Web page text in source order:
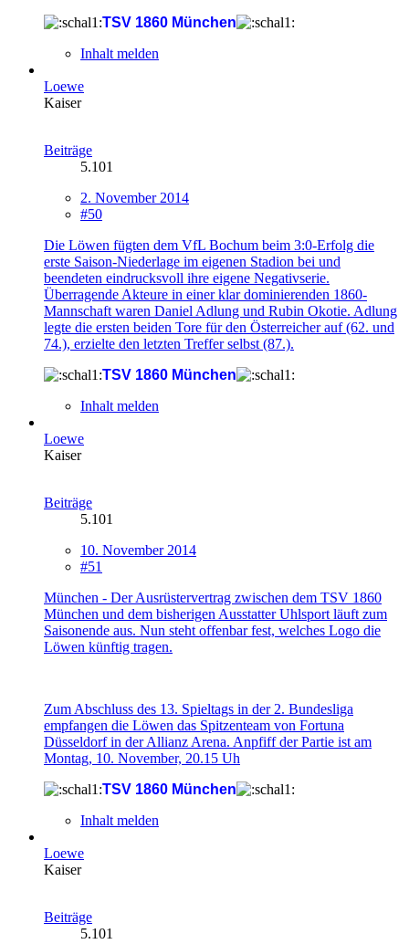
TSV 1860 München
Inhalt melden
Loewe
Kaiser
Beiträge
5.101
2. November 2014
#50
Die Löwen fügten dem VfL Bochum beim 3:0-Erfolg die
erste Saison-Niederlage im eigenen Stadion bei und
beendeten eindrucksvoll ihre eigene Negativserie.
Überragende Akteure in einer klar dominierenden 1860-
Mannschaft waren Daniel Adlung und Rubin Okotie. Adlung
legte die ersten beiden Tore für den Österreicher auf (62. und
74.), erzielte den letzten Treffer selbst (87.).
TSV 1860 München
Inhalt melden
Loewe
Kaiser
Beiträge
5.101
10. November 2014
#51
München - Der Ausrüstervertrag zwischen dem TSV 1860
München und dem bisherigen Ausstatter Uhlsport läuft zum
Saisonende aus. Nun steht offenbar fest, welches Logo die
Löwen künftig tragen.
Zum Abschluss des 13. Spieltags in der 2. Bundesliga
empfangen die Löwen das Spitzenteam von Fortuna
Düsseldorf in der Allianz Arena. Anpfiff der Partie ist am
Montag, 10. November, 20.15 Uh
TSV 1860 München
Inhalt melden
Loewe
Kaiser
Beiträge
5.101